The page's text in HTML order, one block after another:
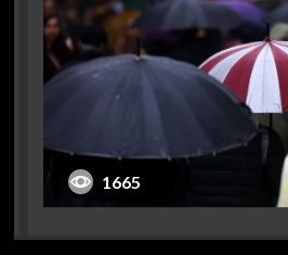
1665